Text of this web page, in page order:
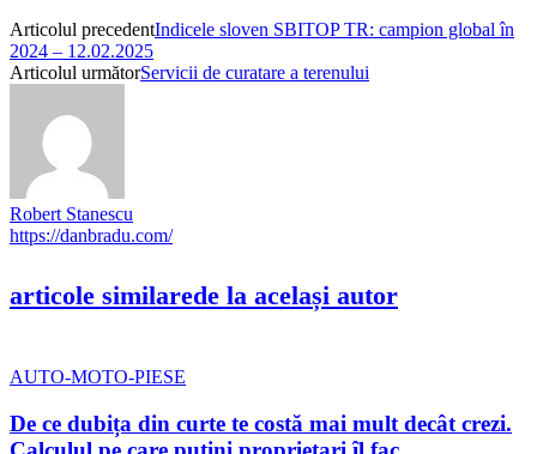
Articolul precedentIndicele sloven SBITOP TR: campion global în
2024 – 12.02.2025
Articolul următorServicii de curatare a terenului
Robert Stanescu
https://danbradu.com/
articole similarede la același autor
AUTO-MOTO-PIESE
De ce dubița din curte te costă mai mult decât crezi.